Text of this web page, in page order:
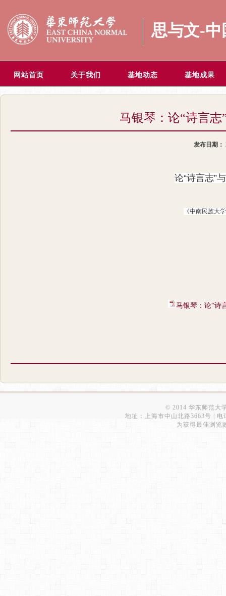
思与文-
网站首页 关于我们 基地动态 基地成果
马银琴：论“诗言
发布日期：
论“诗言志”
《中南民族大
马银琴：论“诗
© 2014 华东师范大
地址：上海市中山北路3663号 | 电
为获得最佳浏览